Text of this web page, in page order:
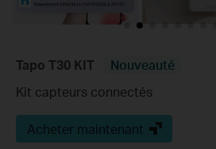
Tapo T30 KIT
Nouveauté
Kit capteurs connectés
Acheter maintenant